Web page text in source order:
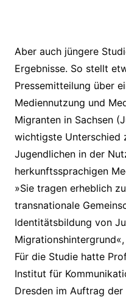
Aber auch jüngere
Ergebnisse. So stellt
Pressemitteilung über
Mediennutzung und
Migranten in Sachsen
wichtigste Unterschied
Jugendlichen in der
herkunftssprachigen
»Sie tragen erheblich
transnationale
Identitätsbildung von
Für die Studie hatte
Institut für
Dresden im Auftrag der